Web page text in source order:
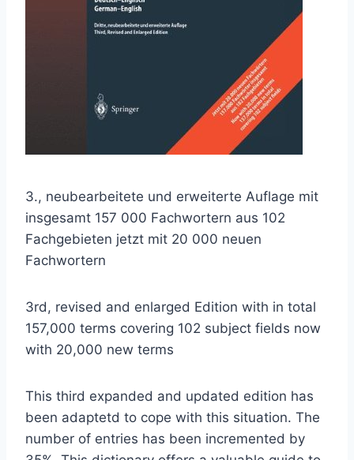
3., neubearbeitete und erweiterte Auflage mit
insgesamt 157 000 Fachwortern aus 102
Fachgebieten jetzt mit 20 000 neuen
Fachwortern
3rd, revised and enlarged Edition with in total
157,000 terms covering 102 subject fields now
with 20,000 new terms
This third expanded and updated edition has
been adaptetd to cope with this situation. The
number of entries has been incremented by